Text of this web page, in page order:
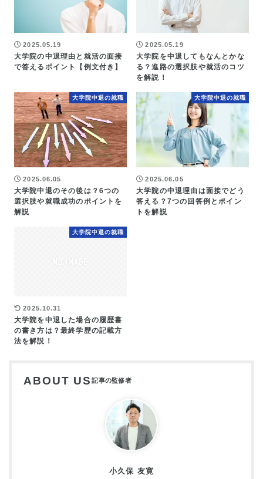
2025.05.19
大学院の中退理由と就活の面接
で答えるポイント【例文付き】
2025.05.19
大学院を中退してもなんとかな
る？進路の選択肢や就活のコツ
を解説！
大学院中退の就職
2025.06.05
大学院中退のその後は？6つの
選択肢や就職成功のポイントを
解説
大学院中退の就職
2025.06.05
大学院の中退理由は面接でどう
答える？7つの回答例とポイン
トを解説
大学院中退の就職
2025.10.31
大学院を中退した場合の履歴書
の書き方は？最終学歴の記載方
法を解説！
ABOUT US
小久保 友寛